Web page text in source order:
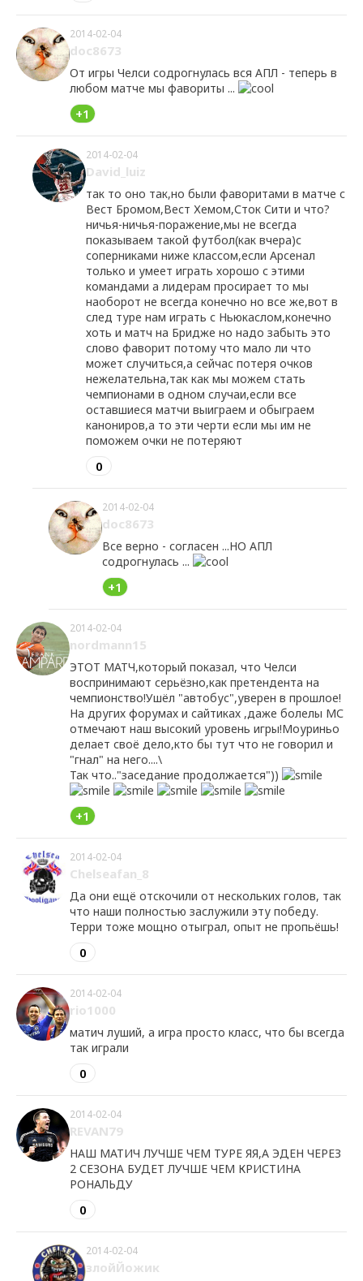
2014-02-04
doc8673
От игры Челси содрогнулась вся АПЛ - теперь в
любом матче мы фавориты ...
+1
2014-02-04
David_luiz
так то оно так,но были фаворитами в матче с
Вест Бромом,Вест Хемом,Сток Сити и что?
ничья-ничья-поражение,мы не всегда
показываем такой футбол(как вчера)с
соперниками ниже классом,если Арсенал
только и умеет играть хорошо с этими
командами а лидерам просирает то мы
наоборот не всегда конечно но все же,вот в
след туре нам играть с Ньюкаслом,конечно
хоть и матч на Бридже но надо забыть это
слово фаворит потому что мало ли что
может случиться,а сейчас потеря очков
нежелательна,так как мы можем стать
чемпионами в одном случаи,если все
оставшиеся матчи выиграем и обыграем
канониров,а то эти черти если мы им не
поможем очки не потеряют
0
2014-02-04
doc8673
Все верно - согласен ...НО АПЛ
содрогнулась ...
+1
2014-02-04
nordmann15
ЭТОТ МАТЧ,который показал, что Челси
воспринимают серьёзно,как претендента на
чемпионство!Ушёл "автобус",уверен в прошлое!
На других форумах и сайтиках ,даже болелы МС
отмечают наш высокий уровень игры!Моуриньо
делает своё дело,кто бы тут что не говорил и
"гнал" на него....\
Так что.."заседание продолжается"))
+1
2014-02-04
Chelseafan_8
Да они ещё отскочили от нескольких голов, так
что наши полностью заслужили эту победу.
Терри тоже мощно отыграл, опыт не пропьёшь!
0
2014-02-04
rio1000
матич луший, а игра просто класс, что бы всегда
так играли
0
2014-02-04
REVAN79
НАШ МАТИЧ ЛУЧШЕ ЧЕМ ТУРЕ ЯЯ,А ЭДЕН ЧЕРЕЗ
2 СЕЗОНА БУДЕТ ЛУЧШЕ ЧЕМ КРИСТИНА
РОНАЛЬДУ
0
2014-02-04
злойЙожик